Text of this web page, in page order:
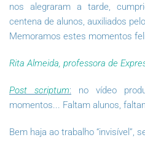
nos alegraram a tarde,
centena de alunos, auxiliados
Memoramos estes momentos
Rita Almeida, professora de
Post scriptum: no vídeo
momentos... Faltam alunos,
Bem haja ao trabalho “invisível”,